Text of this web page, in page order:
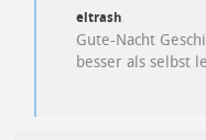
eltrash
Gute-Nacht
besser als selbst